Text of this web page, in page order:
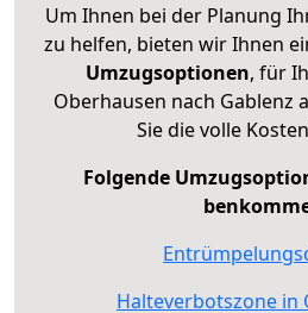
Um Ihnen bei der Planung
zu helfen, bieten wir Ihnen
Umzugsoptionen, für
Oberhausen nach Gablenz
Sie die volle
Folgende
Halteverbotszone in